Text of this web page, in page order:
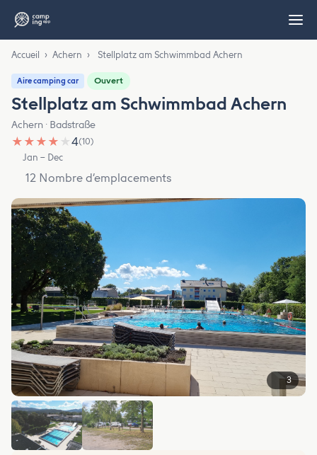
Accueil › Achern › Stellplatz am Schwimmbad Achern
Aire camping car Ouvert
Stellplatz am Schwimmbad Achern
Achern · Badstraße
★ ★ ★ ★ ★4(10)
Jan – Dec
12 Nombre d’emplacements
3